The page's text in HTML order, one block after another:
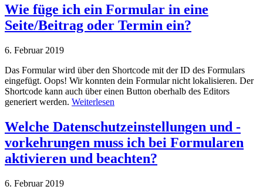
Wie füge ich ein Formular in eine
Seite/Beitrag oder Termin ein?
6. Februar 2019
Das Formular wird über den Shortcode mit der ID des Formulars
eingefügt. Oops! Wir konnten dein Formular nicht lokalisieren. Der
Shortcode kann auch über einen Button oberhalb des Editors
generiert werden. Weiterlesen
Welche Datenschutzeinstellungen und -
vorkehrungen muss ich bei Formularen
aktivieren und beachten?
6. Februar 2019